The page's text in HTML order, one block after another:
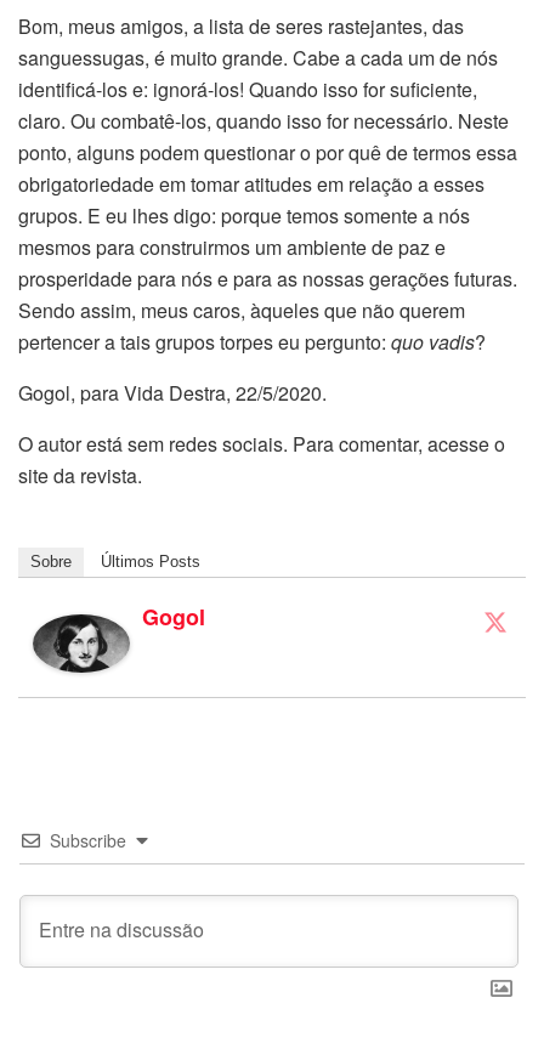
Bom, meus amigos, a lista de seres rastejantes, das
sanguessugas, é muito grande. Cabe a cada um de nós
identificá-los e: ignorá-los! Quando isso for suficiente,
claro. Ou combatê-los, quando isso for necessário. Neste
ponto, alguns podem questionar o por quê de termos essa
obrigatoriedade em tomar atitudes em relação a esses
grupos. E eu lhes digo: porque temos somente a nós
mesmos para construirmos um ambiente de paz e
prosperidade para nós e para as nossas gerações futuras.
Sendo assim, meus caros, àqueles que não querem
pertencer a tais grupos torpes eu pergunto: quo vadis?
Gogol, para Vida Destra, 22/5/2020.
O autor está sem redes sociais. Para comentar, acesse o
site da revista.
Sobre Últimos Posts
Gogol
Subscribe